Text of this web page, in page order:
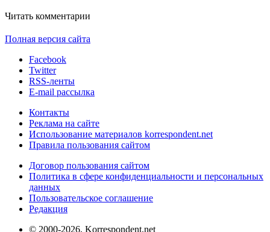
Читать комментарии
Полная версия сайта
Facebook
Twitter
RSS-ленты
E-mail рассылка
Контакты
Реклама на сайте
Использование материалов korrespondent.net
Правила пользования сайтом
Договор пользования сайтом
Политика в сфере конфиденциальности и персональных
данных
Пользовательское соглашение
Редакция
© 2000-2026, Korrespondent.net